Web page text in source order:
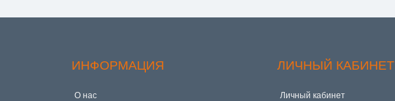
ИНФОРМАЦИЯ
О нас
ЛИЧНЫЙ КАБИНЕТ
Личный кабинет